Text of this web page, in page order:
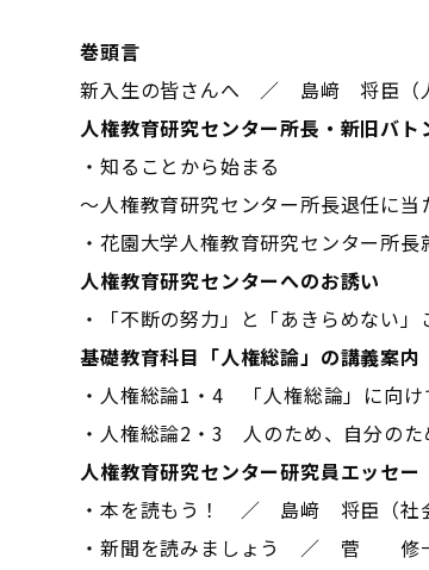
巻頭言
新入生の皆さんへ ／ 島﨑 将臣（人
人権教育研究センター所長・新旧バト
・知ることから始まる
～人権教育研究センター所長退任
・花園大学人権教育研究センター所
人権教育研究センターへのお誘い
・「不断の努力」と「あきらめない
基礎教育科目「人権総論」の講義案内
・人権総論1・4 「人権総論」に向
・人権総論2・3 人のため、自分
人権教育研究センター研究員エッセー
・本を読もう！ ／ 島﨑 将臣（社会
・新聞を読みましょう ／ 菅 修一